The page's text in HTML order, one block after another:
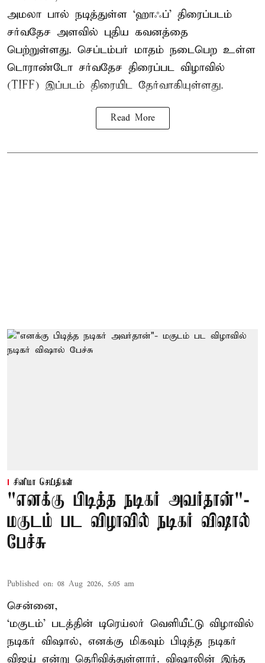
அமலா பால் நடித்துள்ள ‘ஹாஃப்’ திரைப்படம்
சர்வதேச அளவில் புதிய கவனத்தை
பெற்றுள்ளது. செப்டம்பர் மாதம் நடைபெற உள்ள
டொராண்டோ சர்வதேச திரைப்பட விழாவில்
(TIFF) இப்படம் திரையிட தேர்வாகியுள்ளது.
Read More
சினிமா செய்திகள்
"எனக்கு பிடித்த நடிகர் அவர்தான்"-
மகுடம் பட விழாவில் நடிகர் விஷால்
பேச்சு
Published on: 08 Aug 2026, 5:05 am
சென்னை,
‘மகுடம்’ படத்தின் டிரெய்லர் வெளியீட்டு விழாவில்
நடிகர் விஷால், எனக்கு மிகவும் பிடித்த நடிகர்
விஜய் என்று தெரிவித்துள்ளார். விஷாலின் இந்த